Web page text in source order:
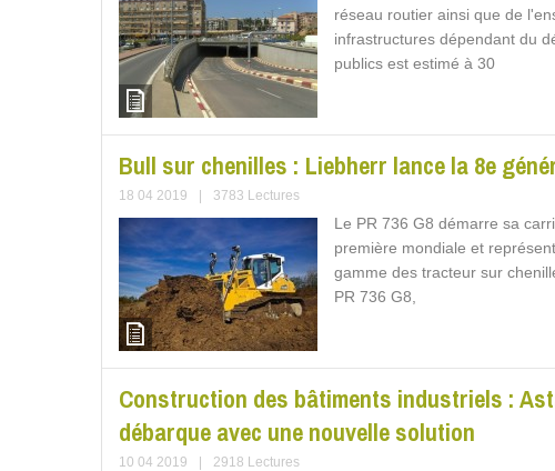
réseau routier ainsi que de
infrastructures dépendant du
publics est estimé à 30
Bull sur chenilles : Liebherr lance la 8e
18 04 2019 3783 Lectures
Le PR 736 G8 démarre sa
première mondiale et
gamme des tracteur sur
PR 736 G8,
Construction des bâtiments industriels :
débarque avec une nouvelle solution
10 04 2019 2918 Lectures